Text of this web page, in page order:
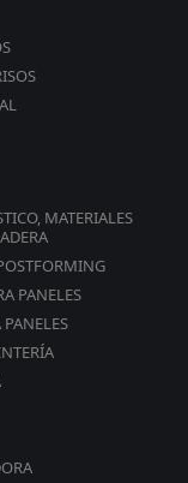
MATERIALES
PANELES